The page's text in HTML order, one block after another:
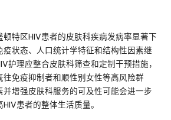
特区HIV患者的皮肤科疾病发病率显著下
疫状态、人口统计学特征和结构性因素继
护理应整合皮肤科筛查和定制干预措施，
免疫抑制者和顺性别女性等高风险群
增强皮肤科服务的可及性可能会进一步
患者的整体生活质量。